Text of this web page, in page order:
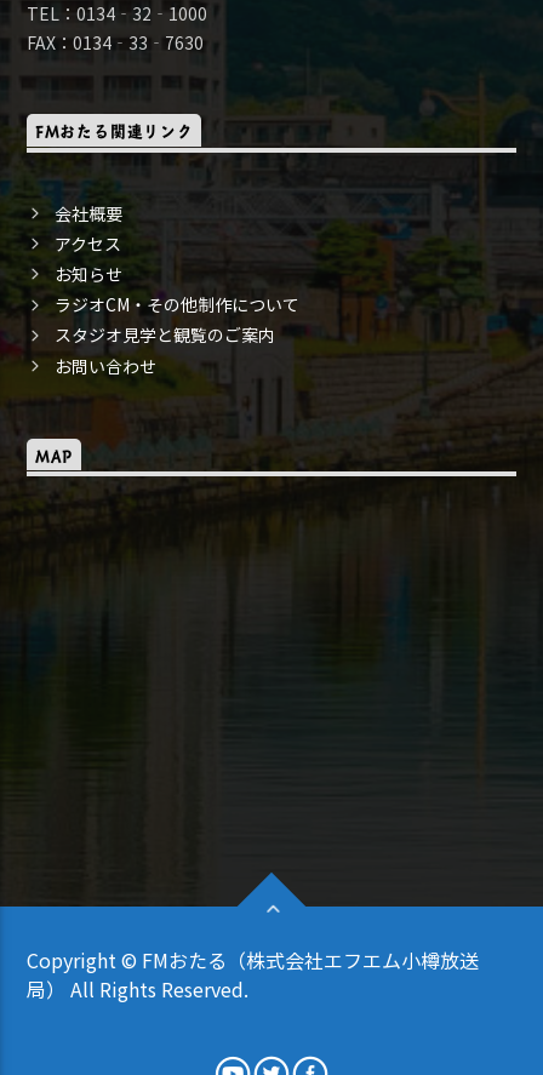
TEL：0134‐32‐1000
FAX：0134‐33‐7630
FMおたる関連リンク
会社概要
アクセス
お知らせ
ラジオCM・その他制作について
スタジオ見学と観覧のご案内
お問い合わせ
MAP
Copyright © FMおたる（株式会社エフエム小樽放送
局） All Rights Reserved.